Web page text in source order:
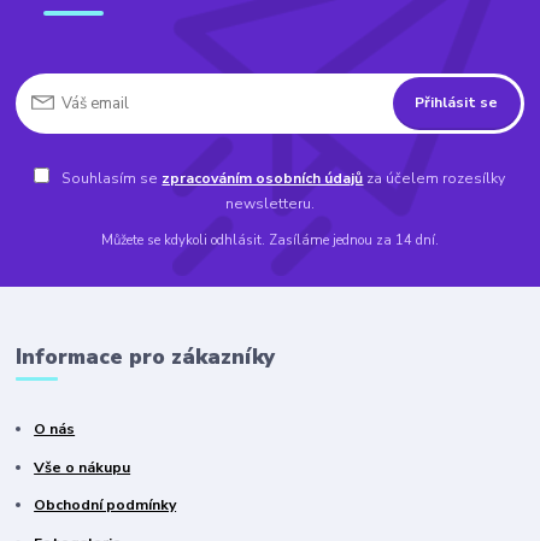
Přihlásit se
Souhlasím se zpracováním osobních údajů za účelem rozesílky
newsletteru.
Můžete se kdykoli odhlásit. Zasíláme jednou za 14 dní.
Informace pro zákazníky
O nás
Vše o nákupu
Obchodní podmínky